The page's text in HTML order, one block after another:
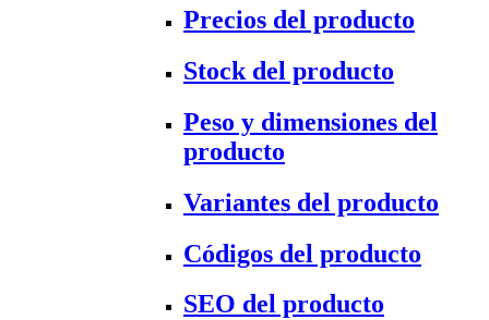
Precios del producto
Stock del producto
Peso y dimensiones del
producto
Variantes del producto
Códigos del producto
SEO del producto